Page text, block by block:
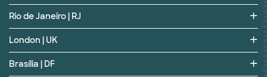
Rio de Janeiro | RJ
London | UK
Brasília | DF